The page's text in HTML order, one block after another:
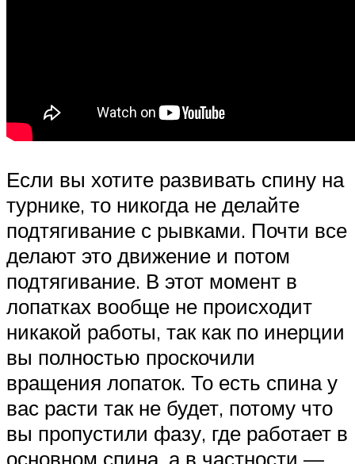
Если вы хотите развивать спину на
турнике, то никогда не делайте
подтягивание с рывками. Почти все
делают это движение и потом
подтягивание. В этот момент в
лопатках вообще не происходит
никакой работы, так как по инерции
вы полностью проскочили
вращения лопаток. То есть спина у
вас расти так не будет, потому что
вы пропустили фазу, где работает в
основном спина, а в частности —